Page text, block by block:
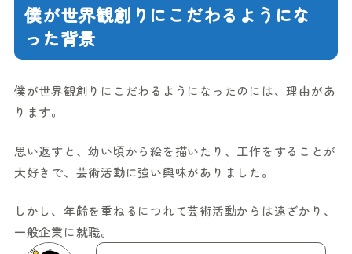
僕が世界観創りにこだわるようにな
った背景
僕が世界観創りにこだわるようになったのには、理由があ
ります。
思い返すと、幼い頃から絵を描いたり、工作をすることが
大好きで、芸術活動に強い興味がありました。
しかし、年齢を重ねるにつれて芸術活動からは遠ざかり、
一般企業に就職。